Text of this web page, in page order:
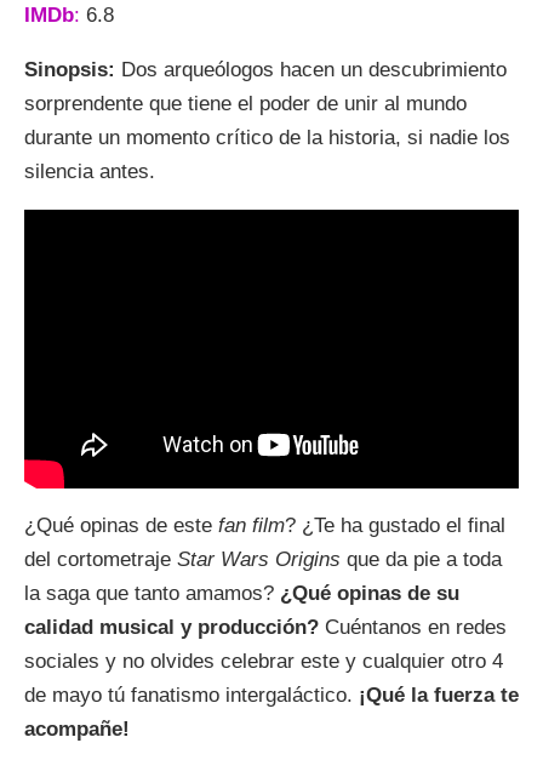
IMDb: 6.8
Sinopsis: Dos arqueólogos hacen un descubrimiento
sorprendente que tiene el poder de unir al mundo
durante un momento crítico de la historia, si nadie los
silencia antes.
¿Qué opinas de este fan film? ¿Te ha gustado el final
del cortometraje Star Wars Origins que da pie a toda
la saga que tanto amamos? ¿Qué opinas de su
calidad musical y producción? Cuéntanos en redes
sociales y no olvides celebrar este y cualquier otro 4
de mayo tú fanatismo intergaláctico. ¡Qué la fuerza te
acompañe!